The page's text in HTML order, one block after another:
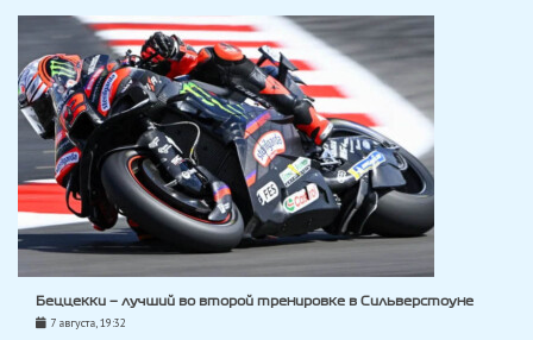
Беццекки — лучший во второй тренировке в Сильверстоуне
7 августа, 19:32